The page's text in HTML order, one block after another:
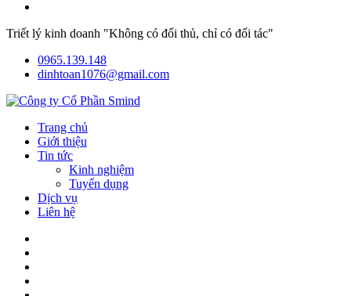
Triết lý kinh doanh "Không có đối thủ, chỉ có đối tác"
0965.139.148
dinhtoan1076@gmail.com
Trang chủ
Giới thiệu
Tin tức
Kinh nghiệm
Tuyển dụng
Dịch vụ
Liên hệ